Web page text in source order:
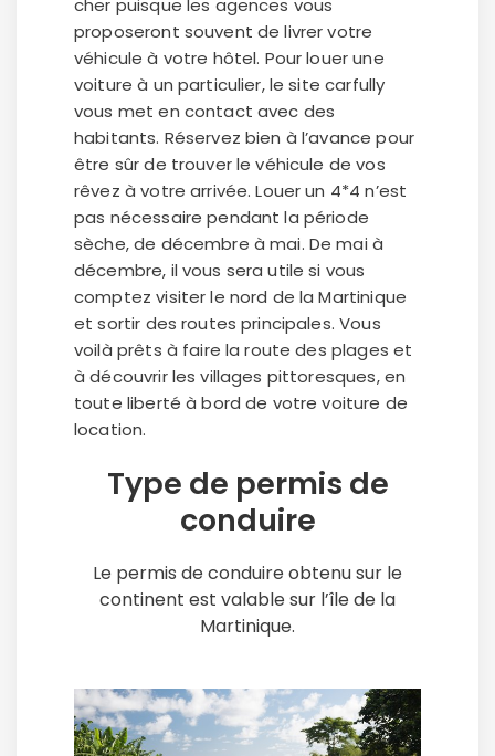
cher puisque les agences vous
proposeront souvent de livrer votre
véhicule à votre hôtel. Pour louer une
voiture à un particulier, le site carfully
vous met en contact avec des
habitants. Réservez bien à l’avance pour
être sûr de trouver le véhicule de vos
rêvez à votre arrivée. Louer un 4*4 n’est
pas nécessaire pendant la période
sèche, de décembre à mai. De mai à
décembre, il vous sera utile si vous
comptez visiter le nord de la Martinique
et sortir des routes principales. Vous
voilà prêts à faire la route des plages et
à découvrir les villages pittoresques, en
toute liberté à bord de votre voiture de
location.
Type de permis de
conduire
Le permis de conduire obtenu sur le
continent est valable sur l’île de la
Martinique.